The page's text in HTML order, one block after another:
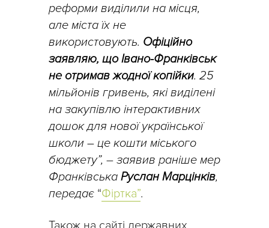
реформи виділили на місця,
але міста їх не
використовують. Офіційно
заявляю, що Івано-Франківськ
не отримав жодної копійки. 25
мільйонів гривень, які виділені
на закупівлю інтерактивних
дошок для нової української
школи – це кошти міського
бюджету”, – заявив раніше мер
Франківська Руслан Марцінків,
передає “Фіртка”.